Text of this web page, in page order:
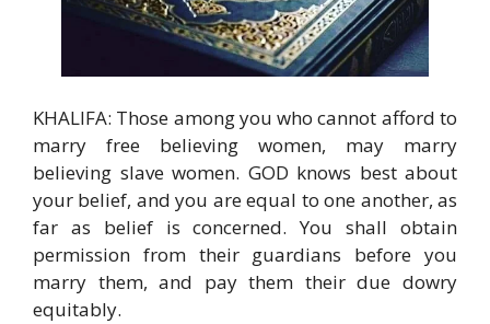
KHALIFA: Those among you who cannot afford to
marry free believing women, may marry
believing slave women. GOD knows best about
your belief, and you are equal to one another, as
far as belief is concerned. You shall obtain
permission from their guardians before you
marry them, and pay them their due dowry
equitably.